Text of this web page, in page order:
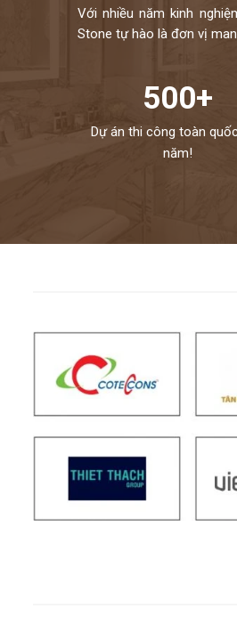
Với nhiều năm kinh
Stone tự hào là đơn vị
500+
Dự án thi công toàn
năm!